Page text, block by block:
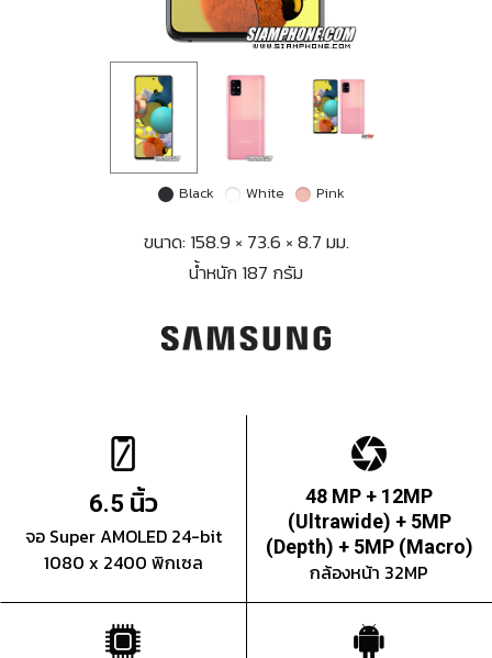
Black White Pink
ขนาด: 158.9 × 73.6 × 8.7 มม.
น้ำหนัก 187 กรัม
6.5 นิ้ว
จอ Super AMOLED 24-bit
1080 x 2400 พิกเซล
48 MP + 12MP
(Ultrawide) + 5MP
(Depth) + 5MP (Macro)
กล้องหน้า 32MP